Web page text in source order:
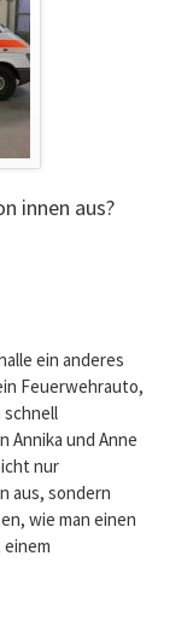
innen aus?
ein anderes
Feuerwehrauto,
Annika und Anne
nur
aus, sondern
wie man einen